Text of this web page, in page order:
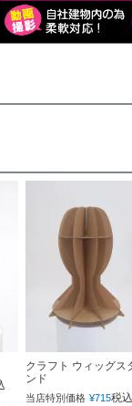
クラフト ウィッグス
ンド
当店特別価格 ¥715税込